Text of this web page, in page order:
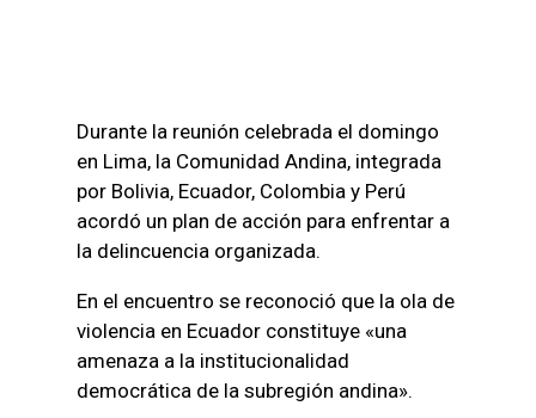
Durante la reunión celebrada el domingo
en Lima, la Comunidad Andina, integrada
por Bolivia, Ecuador, Colombia y Perú
acordó un plan de acción para enfrentar a
la delincuencia organizada.
En el encuentro se reconoció que la ola de
violencia en Ecuador constituye «una
amenaza a la institucionalidad
democrática de la subregión andina».